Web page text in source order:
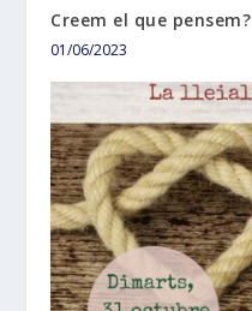
Creem el que pensem?
01/06/2023